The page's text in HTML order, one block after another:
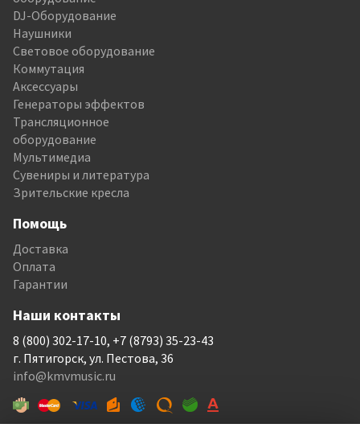
DJ-Оборудование
Наушники
Световое оборудование
Коммутация
Аксессуары
Генераторы эффектов
Трансляционное
оборудование
Мультимедиа
Сувениры и литература
Зрительские кресла
Помощь
Доставка
Оплата
Гарантии
Наши контакты
8 (800) 302-17-10, +7 (8793) 35-23-43
г. Пятигорск, ул. Пестова, 36
info@kmvmusic.ru